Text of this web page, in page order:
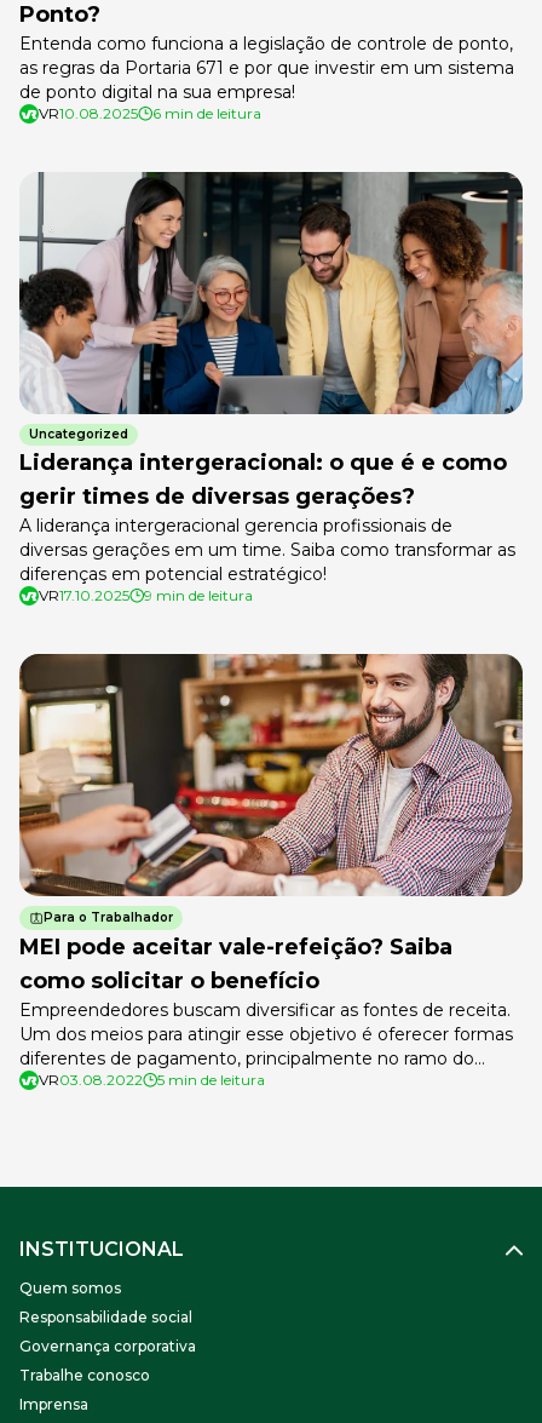
Ponto?
Entenda como funciona a legislação de controle de ponto,
as regras da Portaria 671 e por que investir em um sistema
de ponto digital na sua empresa!
VR10.08.2025 6 min de leitura
Uncategorized
Liderança intergeracional: o que é e como
gerir times de diversas gerações?
A liderança intergeracional gerencia profissionais de
diversas gerações em um time. Saiba como transformar as
diferenças em potencial estratégico!
VR17.10.2025 9 min de leitura
Para o Trabalhador
MEI pode aceitar vale-refeição? Saiba
como solicitar o benefício
Empreendedores buscam diversificar as fontes de receita.
Um dos meios para atingir esse objetivo é oferecer formas
diferentes de pagamento, principalmente no ramo do
comércio. Assim, uma pergunta vem à tona: MEI pode
VR03.08.2022 5 min de leitura
INSTITUCIONAL
Quem somos
Responsabilidade social
Governança corporativa
Trabalhe conosco
Imprensa